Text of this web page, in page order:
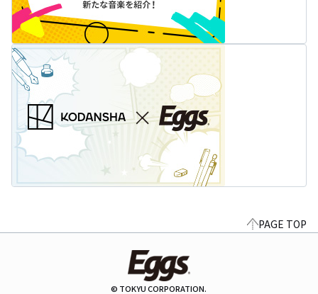
PAGE TOP
© TOKYU CORPORATION.